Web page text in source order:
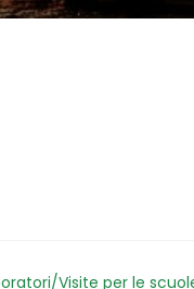
Visite per le